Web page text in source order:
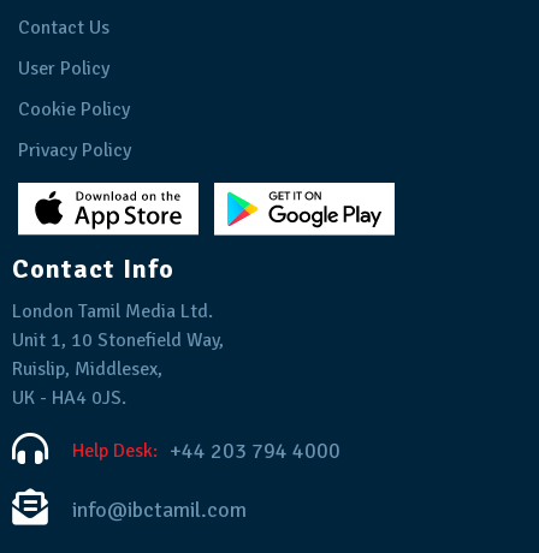
Contact Us
User Policy
Cookie Policy
Privacy Policy
Contact Info
London Tamil Media Ltd.
Unit 1, 10 Stonefield Way,
Ruislip, Middlesex,
UK - HA4 0JS.
Help Desk: +44 203 794 4000
info@ibctamil.com